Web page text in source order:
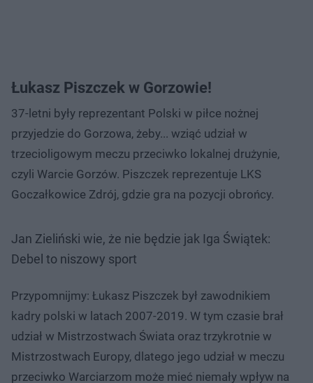
Łukasz Piszczek w Gorzowie!
37-letni były reprezentant Polski w piłce nożnej
przyjedzie do Gorzowa, żeby... wziąć udział w
trzecioligowym meczu przeciwko lokalnej drużynie,
czyli Warcie Gorzów. Piszczek reprezentuje LKS
Goczałkowice Zdrój, gdzie gra na pozycji obrońcy.
Jan Zieliński wie, że nie będzie jak Iga Świątek:
Debel to niszowy sport
Przypomnijmy: Łukasz Piszczek był zawodnikiem
kadry polski w latach 2007-2019. W tym czasie brał
udział w Mistrzostwach Świata oraz trzykrotnie w
Mistrzostwach Europy, dlatego jego udział w meczu
przeciwko Warciarzom może mieć niemały wpływ na